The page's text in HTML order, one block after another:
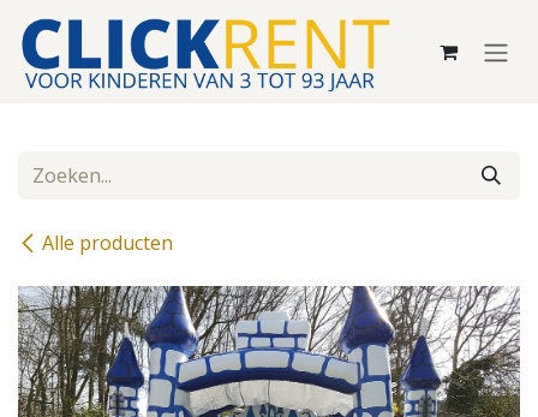
Overslaan naar inhoud
Alle producten